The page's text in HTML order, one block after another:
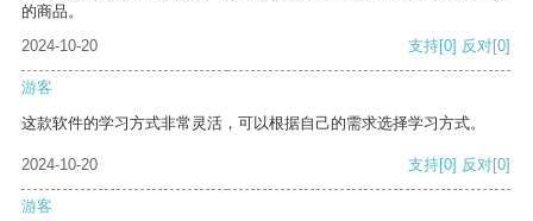
的商品。
2024-10-20
支持[0] 反对[0]
游客
这款软件的学习方式非常灵活，可以根据自己的需求选择学习方式。
2024-10-20 支持[0] 反对[0]
游客